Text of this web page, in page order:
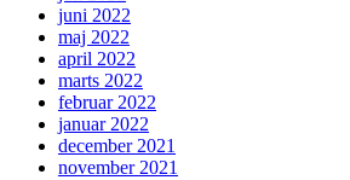
juni 2022
maj 2022
april 2022
marts 2022
februar 2022
januar 2022
december 2021
november 2021